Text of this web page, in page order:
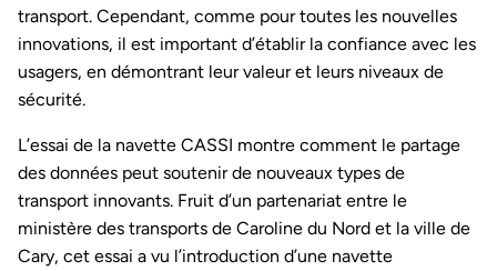
transport. Cependant, comme pour toutes les nouvelles
innovations, il est important d’établir la confiance avec les
usagers, en démontrant leur valeur et leurs niveaux de
sécurité.
L’essai de la navette CASSI montre comment le partage
des données peut soutenir de nouveaux types de
transport innovants. Fruit d’un partenariat entre le
ministère des transports de Caroline du Nord et la ville de
Cary, cet essai a vu l’introduction d’une navette